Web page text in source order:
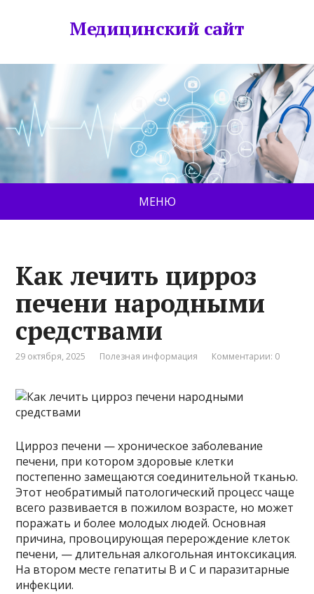
Медицинский сайт
МЕНЮ
Как лечить цирроз
печени народными
средствами
29 октября, 2025 Полезная информация Комментарии: 0
Цирроз печени — хроническое заболевание
печени, при котором здоровые клетки
постепенно замещаются соединительной тканью.
Этот необратимый патологический процесс чаще
всего развивается в пожилом возрасте, но может
поражать и более молодых людей. Основная
причина, провоцирующая перерождение клеток
печени, — длительная алкогольная интоксикация.
На втором месте гепатиты B и C и паразитарные
инфекции.